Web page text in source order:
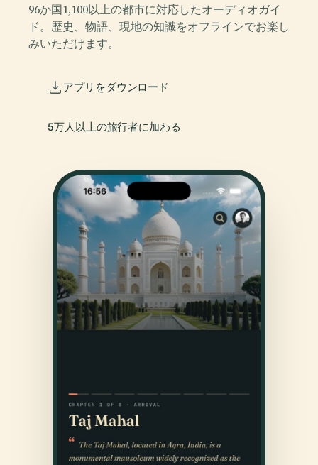
96か国1,100以上の都市に対応したオーディオガイ
ド。歴史、物語、現地の知識をオフラインでお楽し
みいただけます。
アプリをダウンロード
5万人以上の旅行者に加わる